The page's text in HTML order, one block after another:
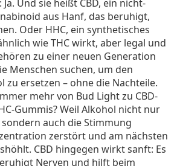
Und sie heißt CBD, ein nicht-
aus Hanf, das beruhigt,
. Oder HHC, ein synthetisches
wie THC wirkt, aber legal und
zu einer neuen Generation
Menschen suchen, um den
zu ersetzen – ohne die Nachteile.
mehr von Bud Light zu CBD-
Gummis? Weil Alkohol nicht nur
auch die Stimmung
zerstört und am nächsten
CBD hingegen wirkt sanft: Es
Nerven und hilft beim